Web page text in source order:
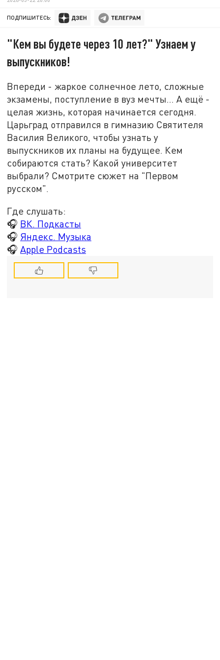
ПОДПИШИТЕСЬ:
"Кем вы будете через 10 лет?" Узнаем у
выпускников!
Впереди - жаркое солнечное лето, сложные
экзамены, поступление в вуз мечты... А ещё -
целая жизнь, которая начинается сегодня.
Царьград отправился в гимназию Святителя
Василия Великого, чтобы узнать у
выпускников их планы на будущее. Кем
собираются стать? Какой университет
выбрали? Смотрите сюжет на "Первом
русском".
Где слушать:
🎧 ВК. Подкасты
🎧 Яндекс. Музыка
🎧 Apple Podcasts